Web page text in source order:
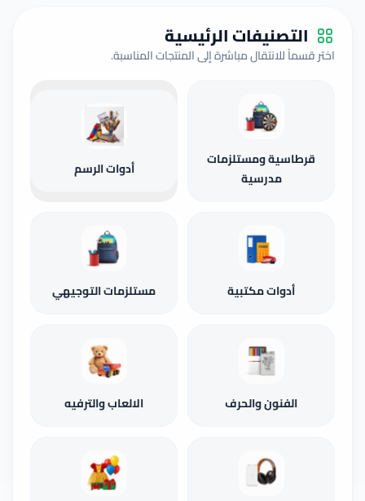
اسئلة مقترحة و ملخصات
قسم الدوسيات
التصنيفات الرئيسية
اختر قسماً للانتقال مباشرة إلى المنتجات المناسبة.
قرطاسية ومستلزمات
مدرسية
أدوات الرسم
أدوات مكتبية مستلزمات التوجيهي
الفنون والحرف الالعاب والترفيه